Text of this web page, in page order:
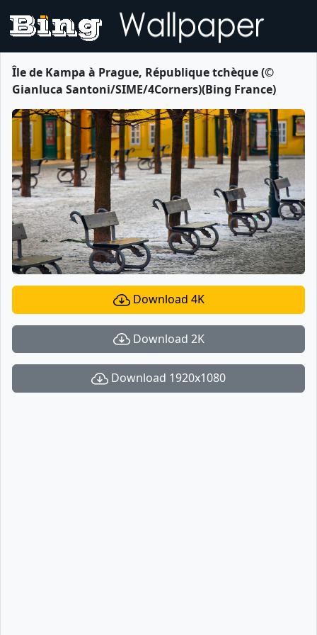
Île de Kampa à Prague, République tchèque (©
Gianluca Santoni/SIME/4Corners)(Bing France)
Download 4K
Download 2K
Download 1920x1080